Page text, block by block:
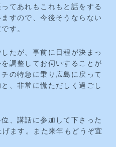
てあれもこれもと話をする
すので、今後そうならない
す。
たが、事前に日程が決まっ
調整してお伺いすることが
の特急に乗り広島に戻って
、非常に慌ただしく過ごし
、講話に参加して下さった
ます。また来年もどうぞ宜